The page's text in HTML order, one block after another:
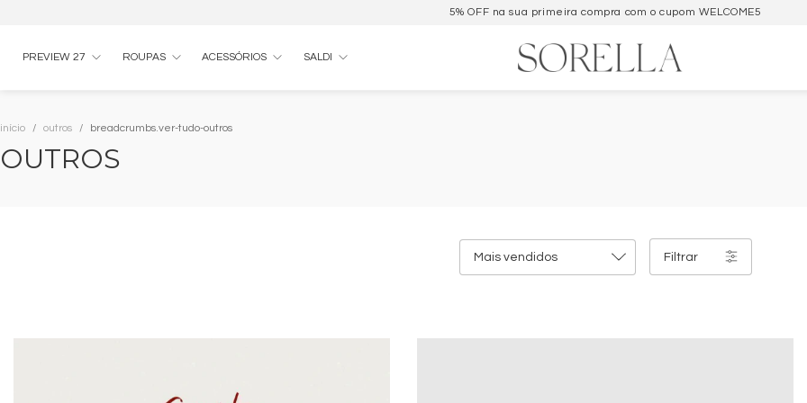
5% OFF na sua primeira compra com o cupom WELCOME5
PREVIEW 27 ROUPAS ACESSÓRIOS SALDI
início outros breadcrumbs.ver-tudo-outros
OUTROS
Filtrar